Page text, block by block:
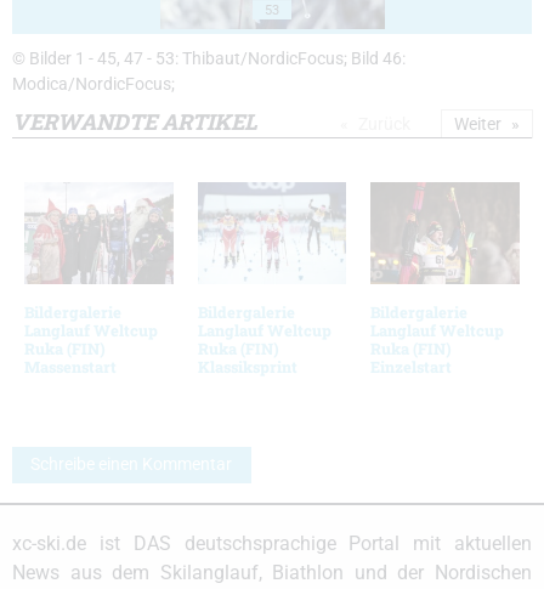
53
© Bilder 1 - 45, 47 - 53: Thibaut/NordicFocus; Bild 46:
Modica/NordicFocus;
VERWANDTE ARTIKEL
Bildergalerie
Langlauf Weltcup
Ruka (FIN)
Massenstart
Bildergalerie
Langlauf Weltcup
Ruka (FIN)
Klassiksprint
Bildergalerie
Langlauf Weltcup
Ruka (FIN)
Einzelstart
Weiter
Schreibe einen Kommentar
xc-ski.de ist DAS deutschsprachige Portal mit aktuellen
News aus dem Skilanglauf, Biathlon und der Nordischen